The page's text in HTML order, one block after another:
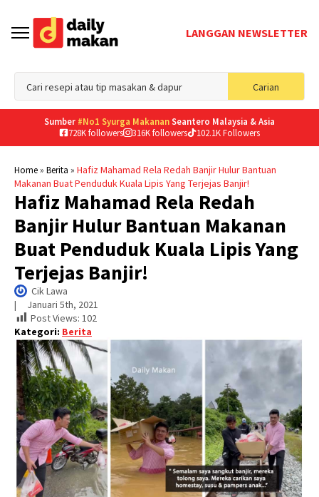
LANGGAN NEWSLETTER
Carian
for:
Sumber #No1 Syurga MakananSeantero Malaysia & Asia
728K followers
316K followers 102.1K Followers
Home» Berita » Hafiz Mahamad Rela Redah Banjir Hulur Bantuan
Makanan Buat Penduduk Kuala Lipis Yang Terjejas Banjir!
Hafiz Mahamad Rela Redah
Banjir Hulur Bantuan Makanan
Buat Penduduk Kuala Lipis Yang
Terjejas Banjir!
Cik Lawa
| Januari 5th, 2021
Post Views: 102
Kategori: Berita